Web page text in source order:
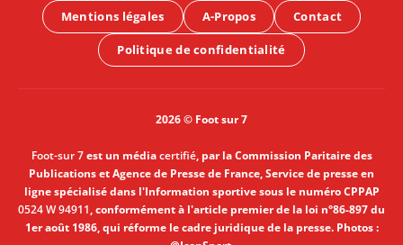
Mentions légales
A-Propos Contact
Politique de confidentialité
2026 © Foot sur 7
Foot-sur 7est un médiacertifié, par la Commission Paritaire des
Publications et Agence de Presse de France, Service de presse en
ligne spécialisé dans l'Information sportive sous le numéro CPPAP
0524 W 94911, conformément à l'article premier de la loi n°86-897 du
1er août 1986, qui réforme le cadre juridique de la presse. Photos :